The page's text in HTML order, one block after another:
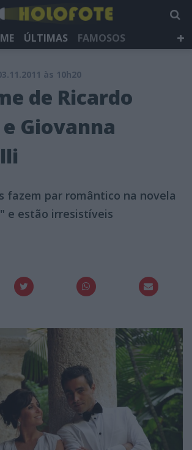
ÚLTIMAS
FAMOSOS
TV
NEWSLETTER
às 10h20
de Ricardo
Giovanna
fazem par romântico na novela
e estão irresistíveis